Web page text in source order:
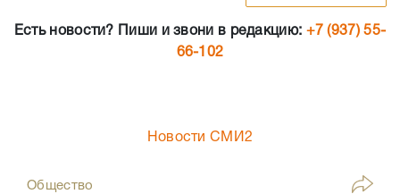
Есть новости? Пиши и звони в редакцию: +7 (937) 55-
66-102
Новости СМИ2
Общество